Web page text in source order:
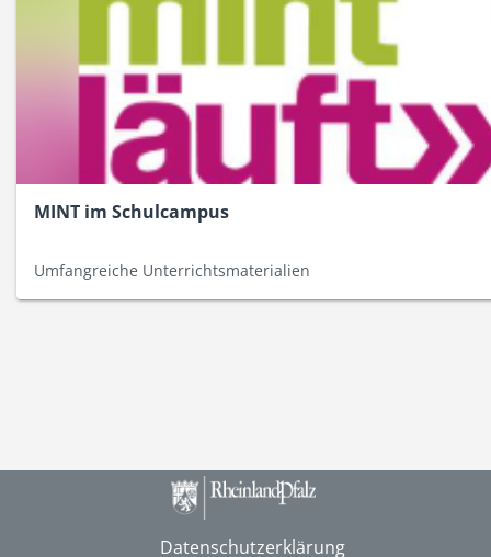
MINT im Schulcampus
Umfangreiche Unterrichtsmaterialien
Datenschutzerklärung